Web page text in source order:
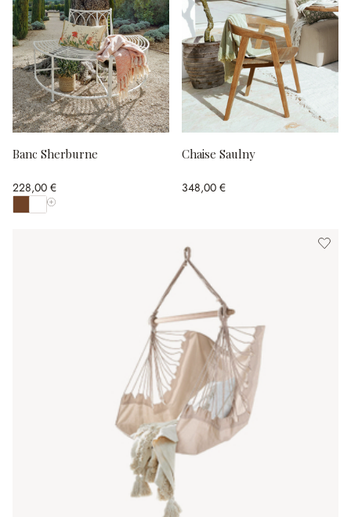
Banc Sherburne
228,00 €
Afficher toutes les couleurs
Chaise Saulny
348,00 €